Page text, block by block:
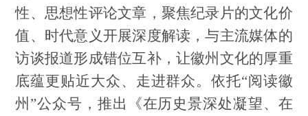
性、思想性评论文章， 聚焦纪录片的文化价
值、时代意义开展深度解读，与主流媒体的
访谈报道形成错位互补，让徽州文化的厚重
底蕴更贴近大众、走进群众。依托“阅读徽
州”公众号，推出《在历史景深处凝望、在